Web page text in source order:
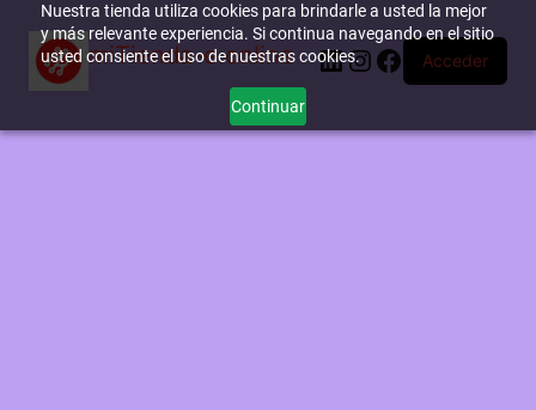
Nuestra tienda utiliza cookies para brindarle a usted la mejor
y más relevante experiencia. Si continua navegando en el sitio
usted consiente el uso de nuestras cookies.
Continuar
miTienda-e.online LinkedIn
Instagram
Facebook
Acceder